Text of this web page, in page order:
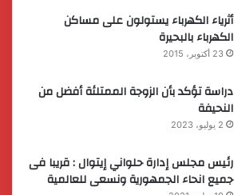
أثرياء الكهرباء يستولون على مساكن
الكهرباء بالبحيرة
23 أكتوبر، 2015
دراسة تؤكد بأن الزوجة الممتلئة أفضل من
النحيفة
2 يوليو، 2023
رئيس مجلس إدارة حلواني إيتوال : قريبا فى
جميع انحاء الجمهورية ونسعى للعالمية